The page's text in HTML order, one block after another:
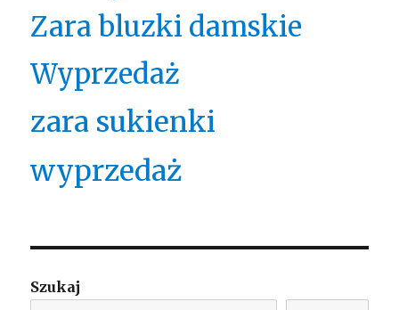
Zara bluzki damskie
Wyprzedaż
zara sukienki
wyprzedaż
Szukaj